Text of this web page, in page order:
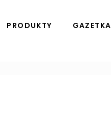
PRODUKTY GAZETKA